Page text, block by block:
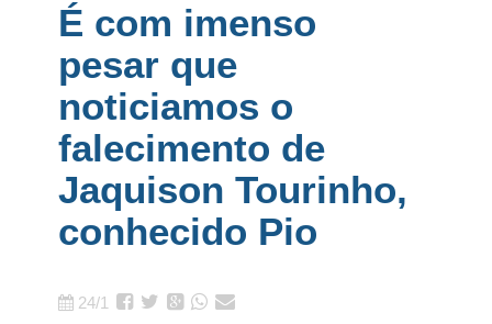
É com imenso
pesar que
noticiamos o
falecimento de
Jaquison Tourinho,
conhecido Pio
24/1